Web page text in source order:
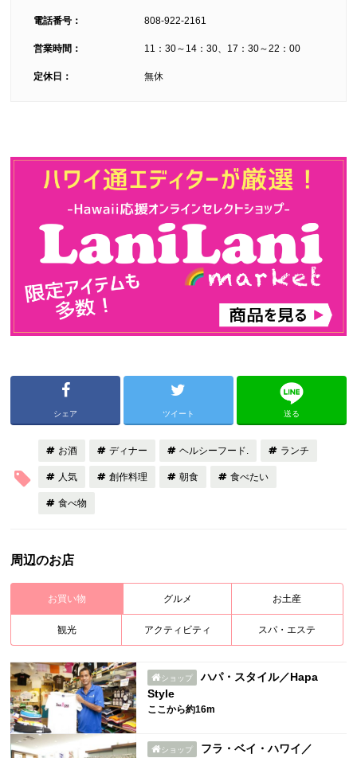
電話番号： 808-922-2161
営業時間： 11：30～14：30、17：30～22：00
定休日： 無休
シェア ツイート 送る
お酒 ディナー ヘルシーフード. ランチ
人気 創作料理 朝食 食べたい
食べ物
周辺のお店
お買い物 グルメ お土産
観光 アクティビティ スパ・エステ
ショップ
ハパ・スタイル／Hapa
Style
ここから約16m
ショップ
フラ・ベイ・ハワイ／